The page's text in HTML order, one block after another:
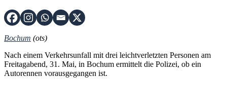
Bochum (ots)
Nach einem Verkehrsunfall mit drei leichtverletzten Personen am
Freitagabend, 31. Mai, in Bochum ermittelt die Polizei, ob ein
Autorennen vorausgegangen ist.